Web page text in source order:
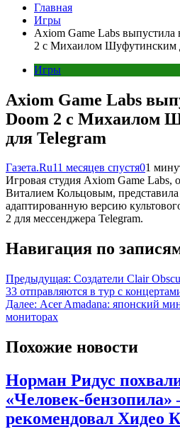
Главная
Игры
Axiom Game Labs выпустила
2 c Михаилом Шуфутинским
Игры
Axiom Game Labs
Doom 2 c Михаилом
для Telegram
Газета.Ru11 месяцев спустя01
Игровая студия Axiom Game Labs,
Виталием Кольцовым,
адаптированную версию
2 для мессенджера Telegram.
Навигация по
Предыдущая: Создатели Clair
33 отправляются в тур с
Далее: Acer Amadana: японский
мониторах
Похожие новости
Норман Ридус
«Человек-
рекомендовал Хидео